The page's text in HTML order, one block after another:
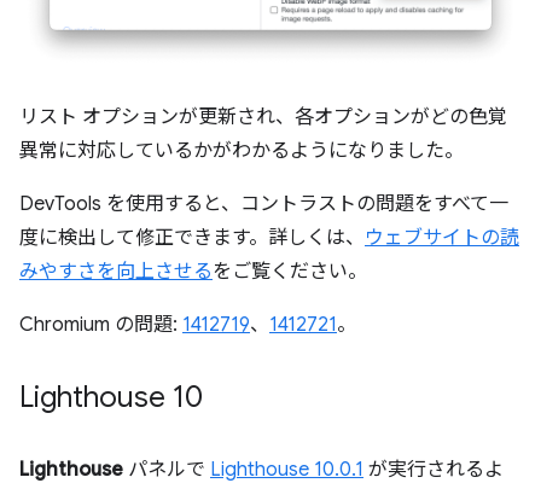
リスト オプションが更新され、各オプションがどの色覚
異常に対応しているかがわかるようになりました。
DevTools を使用すると、コントラストの問題をすべて一
度に検出して修正できます。詳しくは、 ウェブサイトの読
みやすさを向上させるをご覧ください。
Chromium の問題: 1412719、 1412721。
Lighthouse 10
Lighthouse パネルで Lighthouse 10.0.1 が実行されるよ